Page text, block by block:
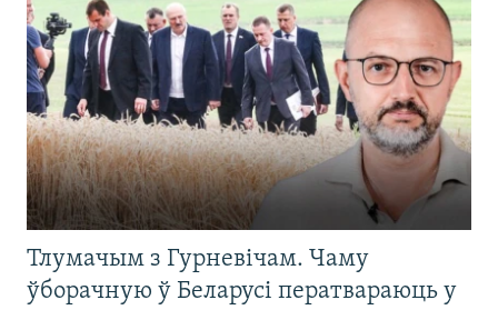
Тлумачым з Гурневічам. Чаму
ўборачную ў Беларусі ператвараюць у